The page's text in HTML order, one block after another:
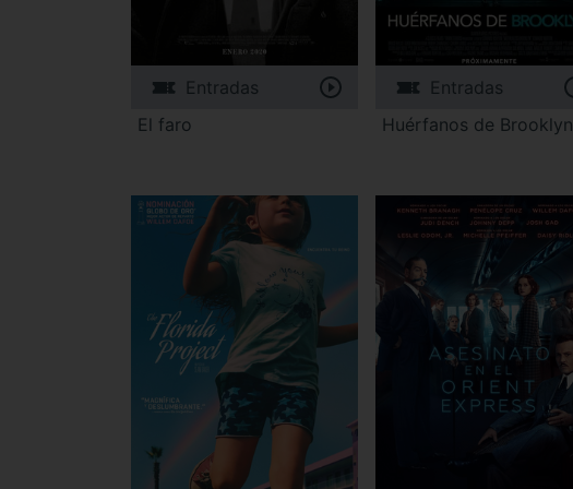
Entradas
El faro
Entradas
Huérfanos de Brooklyn